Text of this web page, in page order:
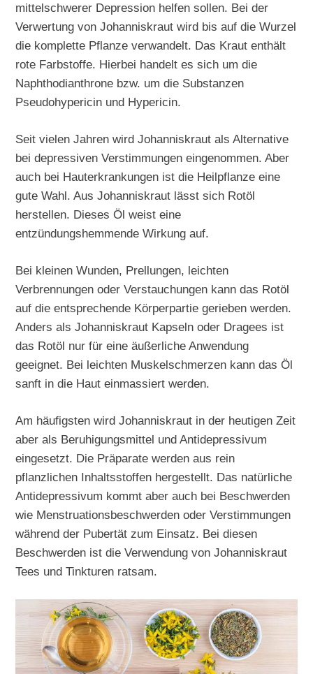
mittelschwerer Depression helfen sollen. Bei der
Verwertung von Johanniskraut wird bis auf die Wurzel
die komplette Pflanze verwandelt. Das Kraut enthält
rote Farbstoffe. Hierbei handelt es sich um die
Naphthodianthrone bzw. um die Substanzen
Pseudohypericin und Hypericin.
Seit vielen Jahren wird Johanniskraut als Alternative
bei depressiven Verstimmungen eingenommen. Aber
auch bei Hauterkrankungen ist die Heilpflanze eine
gute Wahl. Aus Johanniskraut lässt sich Rotöl
herstellen. Dieses Öl weist eine
entzündungshemmende Wirkung auf.
Bei kleinen Wunden, Prellungen, leichten
Verbrennungen oder Verstauchungen kann das Rotöl
auf die entsprechende Körperpartie gerieben werden.
Anders als Johanniskraut Kapseln oder Dragees ist
das Rotöl nur für eine äußerliche Anwendung
geeignet. Bei leichten Muskelschmerzen kann das Öl
sanft in die Haut einmassiert werden.
Am häufigsten wird Johanniskraut in der heutigen Zeit
aber als Beruhigungsmittel und Antidepressivum
eingesetzt. Die Präparate werden aus rein
pflanzlichen Inhaltsstoffen hergestellt. Das natürliche
Antidepressivum kommt aber auch bei Beschwerden
wie Menstruationsbeschwerden oder Verstimmungen
während der Pubertät zum Einsatz. Bei diesen
Beschwerden ist die Verwendung von Johanniskraut
Tees und Tinkturen ratsam.